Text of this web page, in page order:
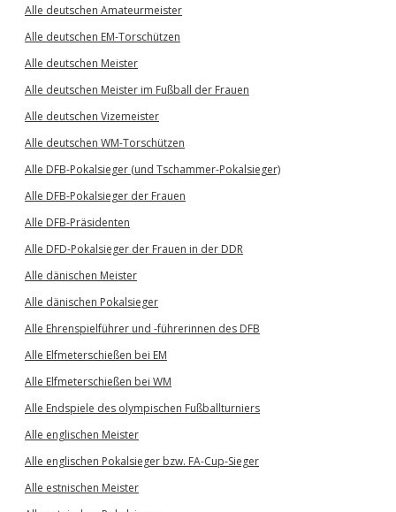
Alle deutschen Amateurmeister
Alle deutschen EM-Torschützen
Alle deutschen Meister
Alle deutschen Meister im Fußball der Frauen
Alle deutschen Vizemeister
Alle deutschen WM-Torschützen
Alle DFB-Pokalsieger (und Tschammer-Pokalsieger)
Alle DFB-Pokalsieger der Frauen
Alle DFB-Präsidenten
Alle DFD-Pokalsieger der Frauen in der DDR
Alle dänischen Meister
Alle dänischen Pokalsieger
Alle Ehrenspielführer und -führerinnen des DFB
Alle Elfmeterschießen bei EM
Alle Elfmeterschießen bei WM
Alle Endspiele des olympischen Fußballturniers
Alle englischen Meister
Alle englischen Pokalsieger bzw. FA-Cup-Sieger
Alle estnischen Meister